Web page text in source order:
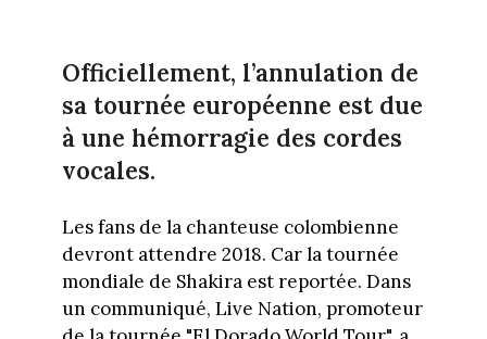
Officiellement, l’annulation de
sa tournée européenne est due
à une hémorragie des cordes
vocales.
Les fans de la chanteuse colombienne
devront attendre 2018. Car la tournée
mondiale de Shakira est reportée. Dans
un communiqué, Live Nation, promoteur